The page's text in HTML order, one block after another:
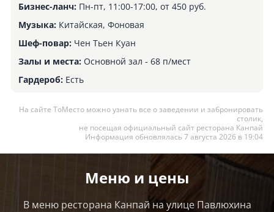
Бизнес-ланч:Пн-пт, 11:00-17:00, от 450 руб.
Музыка:Китайская, Фоновая
Шеф-повар:Чен Тьен Куан
Залы и места:Основной зал - 68 п/мест
Гардероб:Есть
На сайте ТоМесто можно узнать все о заведении и забронировать
столик,
не посещая официальный сайт ресторана Канпай
Информация обновлялась 7 августа 2026 в 19:04
Меню и цены
В меню ресторана Канпай на улице Павлюхина